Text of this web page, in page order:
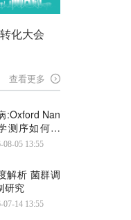
化大会
查看更多
:Oxford Nan
测序如何揭
05 13:55
解析 菌群调
研究
14 13:55